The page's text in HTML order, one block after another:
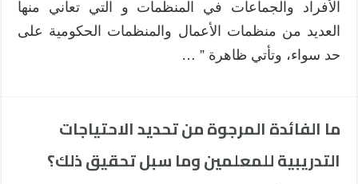
الأفراد والجماعات في المنظمات و التي تعاني منها
العديد من منظمات الأعمال والمنظمات الحكومية على
حد سواء، وتأتي ظاهرة ” …
ما الفائدة المرجوة من تحديد الاحتياجات
التدريبية للمعلمين وما سبل تحقيق ذلك؟